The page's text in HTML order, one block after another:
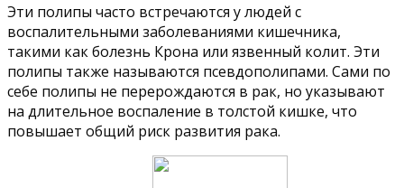
Эти полипы часто встречаются у людей с
воспалительными заболеваниями кишечника,
такими как болезнь Крона или язвенный колит. Эти
полипы также называются псевдополипами. Сами по
себе полипы не перерождаются в рак, но указывают
на длительное воспаление в толстой кишке, что
повышает общий риск развития рака.